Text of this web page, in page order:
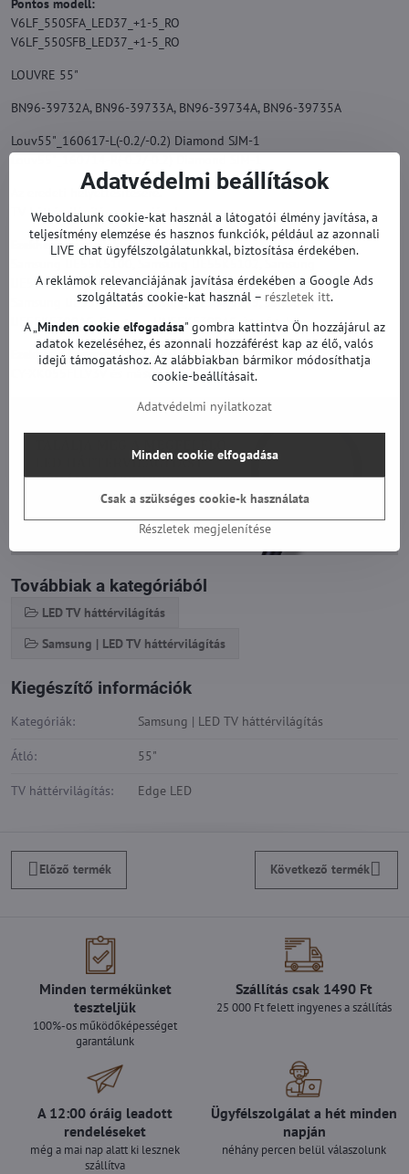
Pontos modell:
V6LF_550SFA_LED37_+1-5_RO
V6LF_550SFB_LED37_+1-5_RO
LOUVRE 55"
BN96-39732A, BN96-39733A, BN96-39734A, BN96-39735A
Louv55"_160617-L(-0.2/-0.2) Diamond SJM-1
Az eredeti helyettesítésére.
TV háttérvilágítás garanciával.
Ezekhez a modellekhez alkalmas:
UE55K5102AK, Samsung UE55K5103, Samsung UE55K5105,
Samsung UE55K5170, Samsung UE55K5179, Samsung
UE55K5300AG, Samsung UN55K5300AG és mások.
Ezekhez a képernyőkhöz alkalmas:
CY-XK055FLLV3V és mások.
Továbbiak a kategóriából
LED TV háttérvilágítás
Samsung | LED TV háttérvilágítás
Kiegészítő információk
Kategóriák: Samsung | LED TV háttérvilágítás
Átló: 55"
TV háttérvilágítás: Edge LED
Előző termék Következő termék
Minden termékünket
teszteljük
100%-os működőképességet
garantálunk
Szállítás csak 1490 Ft
25 000 Ft felett ingyenes a szállítás
A 12:00 óráig leadott
rendeléseket
még a mai nap alatt ki lesznek
szállítva
Ügyfélszolgálat a hét minden
napján
néhány percen belül válaszolunk
Adatvédelmi beállítások
Weboldalunk cookie-kat használ a látogatói élmény javítása, a
teljesítmény elemzése és hasznos funkciók, például az azonnali
LIVE chat ügyfélszolgálatunkkal, biztosítása érdekében.
A reklámok relevanciájának javítása érdekében a Google Ads
szolgáltatás cookie-kat használ – részletek itt.
A „Minden cookie elfogadása" gombra kattintva Ön hozzájárul az
adatok kezeléséhez, és azonnali hozzáférést kap az élő, valós
idejű támogatáshoz. Az alábbiakban bármikor módosíthatja
cookie-beállításait.
Adatvédelmi nyilatkozat
Részletek megjelenítése
Minden cookie elfogadása
Csak a szükséges cookie-k használata